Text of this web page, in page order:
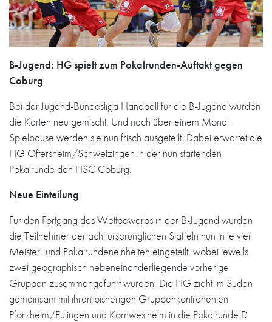
B-Jugend: HG spielt zum Pokalrunden-Auftakt gegen
Coburg
Bei der Jugend-Bundesliga Handball für die B-Jugend wurden
die Karten neu gemischt. Und nach über einem Monat
Spielpause werden sie nun frisch ausgeteilt. Dabei erwartet die
HG Oftersheim/Schwetzingen in der nun startenden
Pokalrunde den HSC Coburg.
Neue Einteilung
Für den Fortgang des Wettbewerbs in der B-Jugend wurden
die Teilnehmer der acht ursprünglichen Staffeln nun in je vier
Meister- und Pokalrundeneinheiten eingeteilt, wobei jeweils
zwei geographisch nebeneinanderliegende vorherige
Gruppen zusammengeführt wurden. Die HG zieht im Süden
gemeinsam mit ihren bisherigen Gruppenkontrahenten
Pforzheim/Eutingen und Kornwestheim in die Pokalrunde D